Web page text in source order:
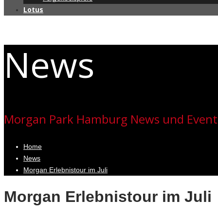
Lotus
News
Morgan Park Hamburg News und
Home
News
Morgan Erlebnistour im Juli
Morgan Erlebnistour im Juli